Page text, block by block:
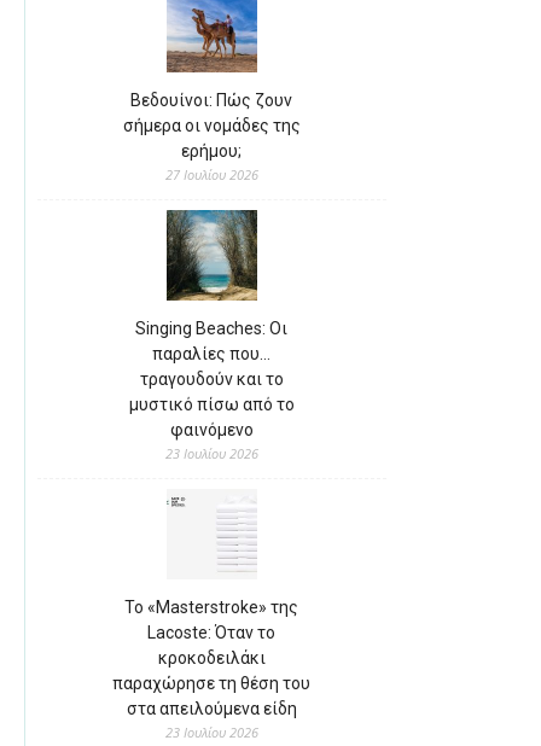
Βεδουίνοι: Πώς ζουν
σήμερα οι νομάδες της
ερήμου;
27 Ιουλίου 2026
Singing Beaches: Οι
παραλίες που…
τραγουδούν και το
μυστικό πίσω από το
φαινόμενο
23 Ιουλίου 2026
Το «Masterstroke» της
Lacoste: Όταν το
κροκοδειλάκι
παραχώρησε τη θέση του
στα απειλούμενα είδη
23 Ιουλίου 2026